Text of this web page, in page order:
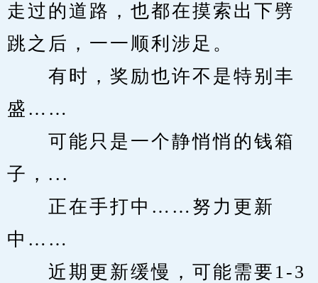
走过的道路，也都在摸索出下劈
跳之后，一一顺利涉足。
有时，奖励也许不是特别丰
盛……
可能只是一个静悄悄的钱箱
子，...
正在手打中……努力更新
中……
近期更新缓慢，可能需要1-3